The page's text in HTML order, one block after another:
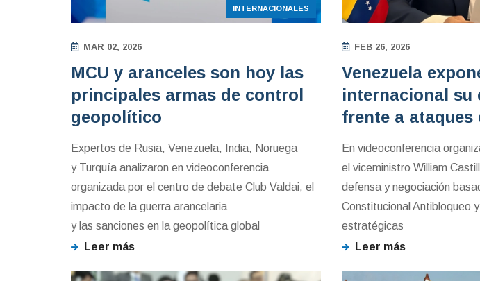
INTERNACIONALES
MAR 02, 2026
MCU y aranceles son hoy las
principales armas de control
geopolítico
Expertos de Rusia, Venezuela, India, Noruega
y Turquía analizaron en videoconferencia
organizada por el centro de debate Club Valdai, el
impacto de la guerra arancelaria
y las sanciones en la geopolítica global
Leer más
FEB 26, 2026
Venezuela
internacional su
frente a ataques
En videoconferencia
el viceministro William
defensa y negociación
Constitucional Antibloqueo
estratégicas
Leer más